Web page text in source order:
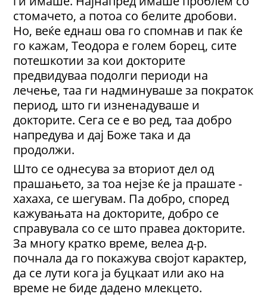
стомачето, а потоа со белите дробови.
Но, веќе еднаш ова го спомнав и пак ќе
го кажам, Теодора е голем борец, сите
потешкотии за кои докторите
предвидуваа подолги периоди на
лечење, таа ги надминуваше за пократок
период, што ги изненадуваше и
докторите. Сега се е во ред, таа добро
напредува и дај Боже така и да
продолжи.
Што се однесува за вториот дел од
прашањето, за тоа нејзе ќе ја прашате -
хахаха, се шегувам. Па добро, според
кажувањата на докторите, добро се
справувала со се што правеа докторите.
За многу кратко време, велеа д-р.
почнала да го покажува својот карактер,
да се лути кога ја буцкаат или ако на
време не биде дадено млекцето.